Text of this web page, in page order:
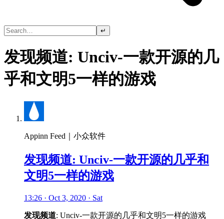
↵
发现频道: Unciv-一款开源的几
乎和文明5一样的游戏
Appinn Feed｜小众软件
发现频道: Unciv-一款开源的几乎和
文明5一样的游戏
13:26 · Oct 3, 2020 · Sat
发现频道: Unciv-一款开源的几乎和文明5一样的游戏